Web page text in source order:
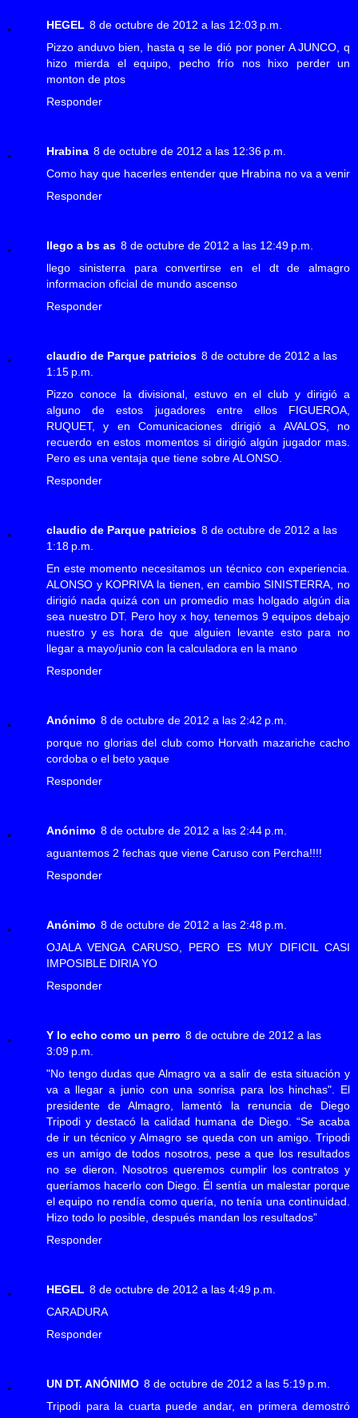
HEGEL 8 de octubre de 2012 a las 12:03 p.m.
Pizzo anduvo bien, hasta q se le dió por poner A JUNCO, q
hizo mierda el equipo, pecho frío nos hixo perder un
monton de ptos
Responder
Hrabina 8 de octubre de 2012 a las 12:36 p.m.
Como hay que hacerles entender que Hrabina no va a venir
Responder
llego a bs as 8 de octubre de 2012 a las 12:49 p.m.
llego sinisterra para convertirse en el dt de almagro
informacion oficial de mundo ascenso
Responder
claudio de Parque patricios 8 de octubre de 2012 a las
1:15 p.m.
Pizzo conoce la divisional, estuvo en el club y dirigió a
alguno de estos jugadores entre ellos FIGUEROA,
RUQUET, y en Comunicaciones dirigió a AVALOS, no
recuerdo en estos momentos si dirigió algún jugador mas.
Pero es una ventaja que tiene sobre ALONSO.
Responder
claudio de Parque patricios 8 de octubre de 2012 a las
1:18 p.m.
En este momento necesitamos un técnico con experiencia.
ALONSO y KOPRIVA la tienen, en cambio SINISTERRA, no
dirigió nada quizá con un promedio mas holgado algún dia
sea nuestro DT. Pero hoy x hoy, tenemos 9 equipos debajo
nuestro y es hora de que alguien levante esto para no
llegar a mayo/junio con la calculadora en la mano
Responder
Anónimo 8 de octubre de 2012 a las 2:42 p.m.
porque no glorias del club como Horvath mazariche cacho
cordoba o el beto yaque
Responder
Anónimo 8 de octubre de 2012 a las 2:44 p.m.
aguantemos 2 fechas que viene Caruso con Percha!!!!
Responder
Anónimo 8 de octubre de 2012 a las 2:48 p.m.
OJALA VENGA CARUSO, PERO ES MUY DIFICIL CASI
IMPOSIBLE DIRIA YO
Responder
Y lo echo como un perro 8 de octubre de 2012 a las
3:09 p.m.
"No tengo dudas que Almagro va a salir de esta situación y
va a llegar a junio con una sonrisa para los hinchas". El
presidente de Almagro, lamentó la renuncia de Diego
Tripodi y destacó la calidad humana de Diego. “Se acaba
de ir un técnico y Almagro se queda con un amigo. Tripodi
es un amigo de todos nosotros, pese a que los resultados
no se dieron. Nosotros queremos cumplir los contratos y
queríamos hacerlo con Diego. Él sentía un malestar porque
el equipo no rendía como quería, no tenía una continuidad.
Hizo todo lo posible, después mandan los resultados”
Responder
HEGEL 8 de octubre de 2012 a las 4:49 p.m.
CARADURA
Responder
UN DT. ANÓNIMO 8 de octubre de 2012 a las 5:19 p.m.
Tripodi para la cuarta puede andar, en primera demostró